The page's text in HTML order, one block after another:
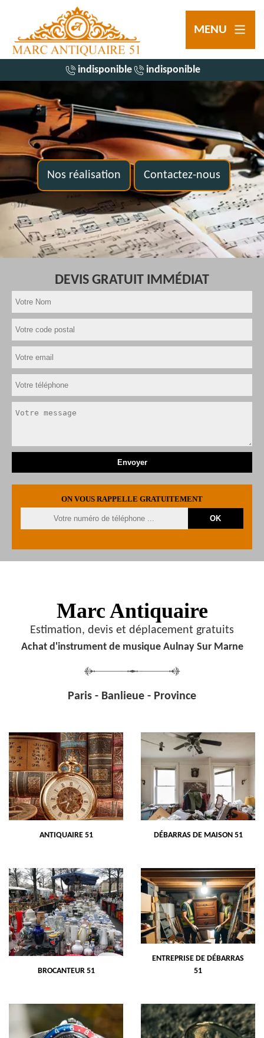
MENU
indisponible indisponible
Nos réalisation Contactez-nous
DEVIS GRATUIT IMMÉDIAT
ON VOUS RAPPELLE GRATUITEMENT
Marc Antiquaire
Estimation, devis et déplacement gratuits
Achat d'instrument de musique Aulnay Sur Marne
Paris - Banlieue - Province
ANTIQUAIRE 51 DÉBARRAS DE MAISON 51
BROCANTEUR 51
ENTREPRISE DE DÉBARRAS
51